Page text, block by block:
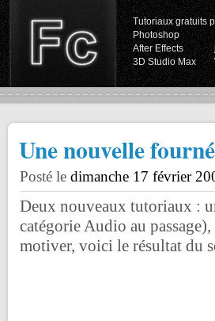
Tutoriaux gratuits
Photoshop
After Effects
3D Studio Max
Une nouvelle
Posté le dimanche 17 février
Deux nouveaux tutoriaux :
catégorie Audio au
motiver, voici le résultat du